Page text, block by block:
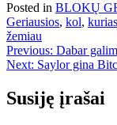
Posted in BLOKŲ
Geriausios, kol, kurias
žemiau
Navigacija
tarp
įrašų
Previous: Dabar
Next: Saylor gina
Susiję įrašai